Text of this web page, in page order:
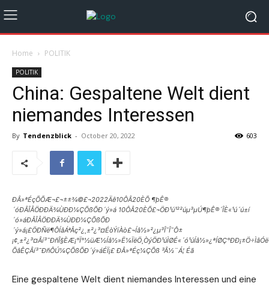
Home POLITIK
POLITIK
China: Gespaltene Welt dient
niemandes Interessen
By Tendenzblick - October 20, 2022 603
ÐÂ»ªÉçÕÕÆ¬£¬±±¾©£¬2022Äê10ÔÂ20ÈÕ ¶þÊ®
´óÐÂÎÅÖÐÐÄ¾ÙÐÐ¼ÇÕßÕÐ´ý»á 10ÔÂ20ÈÕ£¬ÖÐ¹ú¹²²úµ³µÚ¶þÊ®´ÎÈ«¹ú´ú±í
´ó»áÐÂÎÅÖÐÐÄ¾ÙÐÐ¼ÇÕßÕÐ
´ý»á¡£ÖÐÑë¶ÔÍâÁªÂç²¿¸±²¿³¤ÉòÝíÀò£¬Íâ½»²¿µ³Î¯Î¯Ô±
ÕâÊÇÂí³¯ÐñÔÚ¼ÇÕßÕÐ´ý»áÉÏ¡£ ÐÂ»ªÉç¼ÇÕß ³Â½¨Á¦ Éã
Eine gespaltene Welt dient niemandes Interessen und eine